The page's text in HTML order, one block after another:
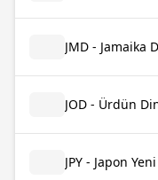
JMD - Jamaika
JOD - Ürdün
JPY - Japon Yeni